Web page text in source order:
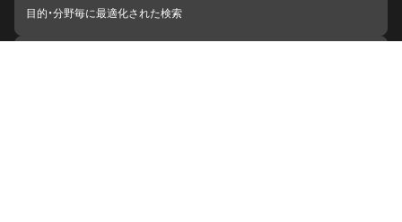
目的・分野毎に最適化された検索